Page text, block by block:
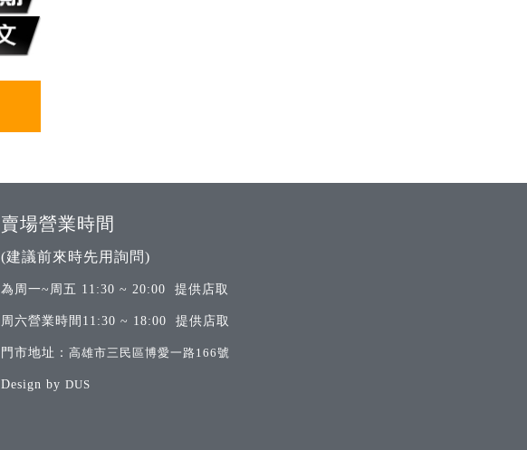
賣場營業時間
(建議前來時先用詢問)
為周一~周五 11:30 ~ 20:00 提供店取
周六營業時間11:30 ~ 18:00 提供店取
門市地址：高雄市三民區博愛一路166號
Design byDUS